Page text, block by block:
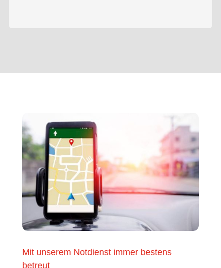
Mit unserem Notdienst immer bestens
betreut